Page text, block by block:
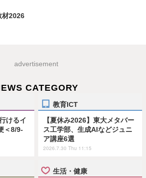
材2026
advertisement
CATEGORY
けるイ
＜8/9-
教育ICT
【夏休み2026】東大メタバー
ス工学部、生成AIなどジュニ
ア講座6選
2026.7.30 Thu 11:15
生活・健康